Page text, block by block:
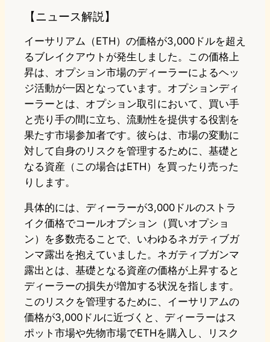
【ニュース解説】
イーサリアム（ETH）の価格が3,000ドルを超え
るブレイクアウトが発生しました。この価格上
昇は、オプション市場のディーラーによるヘッ
ジ活動が一因となっています。オプションディ
ーラーとは、オプション取引において、買い手
と売り手の間に立ち、流動性を提供する役割を
果たす市場参加者です。彼らは、市場の変動に
対して自身のリスクを管理するために、基礎と
なる資産（この場合はETH）を買ったり売った
りします。
具体的には、ディーラーが3,000ドルのストラ
イク価格でコールオプション（買いオプショ
ン）を多数売ることで、いわゆるネガティブガ
ンマ露出を抱えていました。ネガティブガンマ
露出とは、基礎となる資産の価格が上昇すると
ディーラーの損失が増加する状況を指します。
このリスクを管理するために、イーサリアムの
価格が3,000ドルに近づくと、ディーラーはス
ポット市場や先物市場でETHを購入し、リスク